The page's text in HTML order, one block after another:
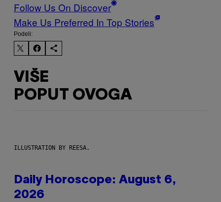
Follow Us On Discover
Make Us Preferred In Top Stories
Podeli:
VIŠE
POPUT OVOGA
ILLUSTRATION BY REESA.
Daily Horoscope: August 6,
2026